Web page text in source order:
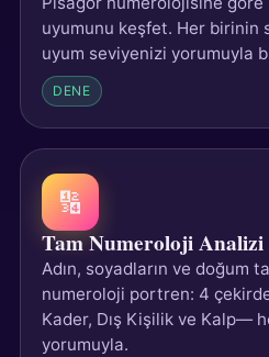
uyumunu keşfet. Her birinin
uyum seviyenizi yorumuyla
DENE
🔢
Tam Numeroloji Analizi
Adın, soyadların ve doğum
numeroloji portren: 4
Kader, Dış Kişilik ve Kalp—
yorumuyla.